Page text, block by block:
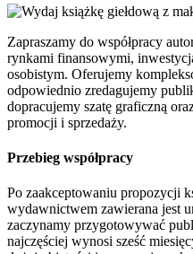
Zapraszamy do współpracy
rynkami finansowymi,
osobistym. Oferujemy
odpowiednio zredagujemy
dopracujemy szatę graficzną
promocji i sprzedaży.
Przebieg współpracy
Po zaakceptowaniu propozycji
wydawnictwem zawierana jest
zaczynamy przygotowywać
najczęściej wynosi sześć